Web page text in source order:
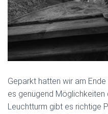
Geparkt hatten wir am
es genügend Möglichkeiten
Leuchtturm gibt es richtige